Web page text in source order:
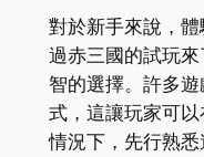
對於新手來說，
過赤三國的試玩
智的選擇。許多
式，這讓玩家可
情況下，先行熟